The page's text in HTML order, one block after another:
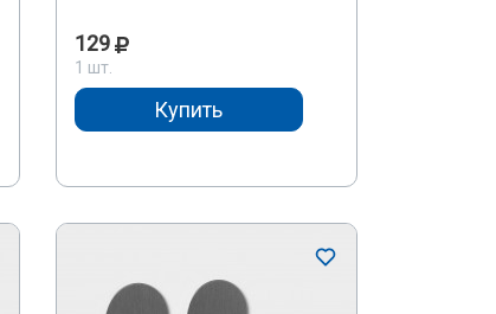
129
1 шт.
Купить